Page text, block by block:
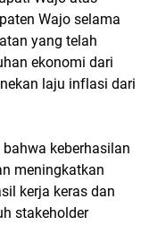
Wajo selama
yang telah
ekonomi dari
laju inflasi dari
keberhasilan
meningkatkan
kerja keras dan
stakeholder